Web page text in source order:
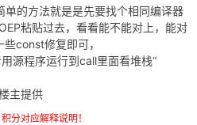
单的方法就是是先要找个相同编译器
粘贴过去，看看能不能对上，能对
const修复即可，
源程序运行到call里面看堆栈“
主提供
分对应解释说明！